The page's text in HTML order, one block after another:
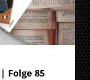
Folge 85